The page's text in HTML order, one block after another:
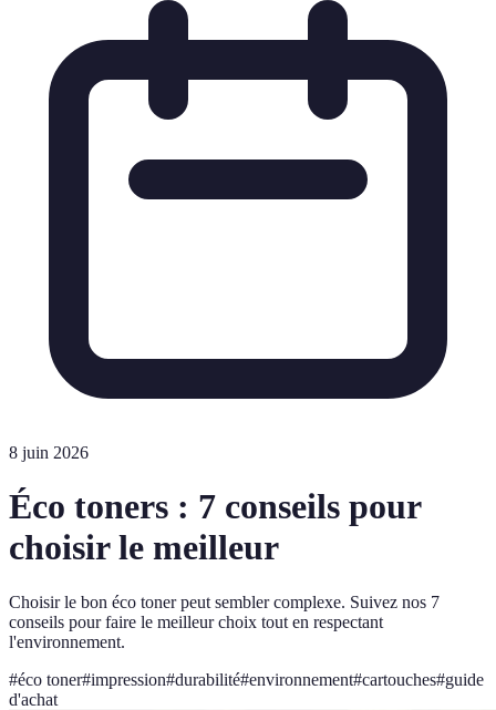
8 juin 2026
Éco toners : 7 conseils pour
choisir le meilleur
Choisir le bon éco toner peut sembler complexe. Suivez nos 7
conseils pour faire le meilleur choix tout en respectant
l'environnement.
#éco toner#impression#durabilité#environnement#cartouches#guide
d'achat